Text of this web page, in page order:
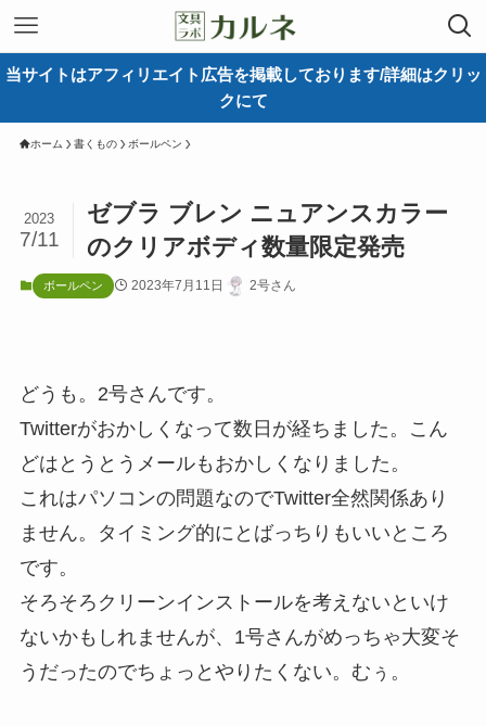
当サイトはアフィリエイト広告を掲載しております/詳細はクリッ
クにて
ホーム 書くもの ボールペン
ゼブラ ブレン ニュアンスカラー
のクリアボディ数量限定発売
2023
7/11
ボールペン 2023年7月11日 2号さん
どうも。2号さんです。
Twitterがおかしくなって数日が経ちました。こん
どはとうとうメールもおかしくなりました。
これはパソコンの問題なのでTwitter全然関係あり
ません。タイミング的にとばっちりもいいところ
です。
そろそろクリーンインストールを考えないといけ
ないかもしれませんが、1号さんがめっちゃ大変そ
うだったのでちょっとやりたくない。むぅ。